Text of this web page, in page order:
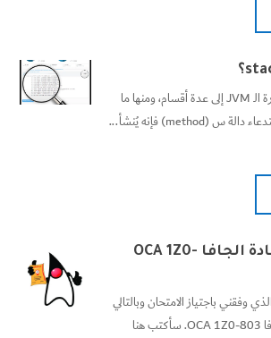
في لغة الجافا، تنقسم ذاكرة الـ JVM إلى عدة أقسام، ومنها ما
يسمى بالـ stack. عند استدعاء دالة س (method) فإنه يُنشأ...
الطريق إلى شهادة الجافا OCA 1Z0-
وفقني باجتياز الامتحان وبالتالي
الحصول على شهادة الجافا OCA 1Z0-803. سأكتب هنا